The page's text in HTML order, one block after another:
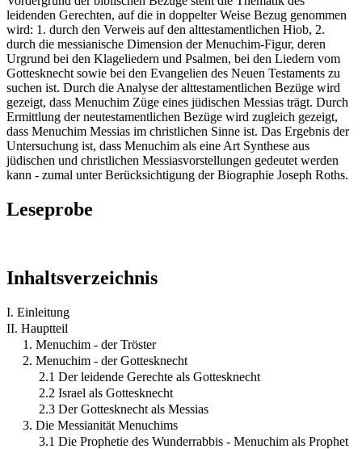
leidenden Gerechten, auf die in doppelter Weise Bezug genommen
wird: 1. durch den Verweis auf den alttestamentlichen Hiob, 2.
durch die messianische Dimension der Menuchim-Figur, deren
Urgrund bei den Klageliedern und Psalmen, bei den Liedern vom
Gottesknecht sowie bei den Evangelien des Neuen Testaments zu
suchen ist. Durch die Analyse der alttestamentlichen Bezüge wird
gezeigt, dass Menuchim Züge eines jüdischen Messias trägt. Durch
Ermittlung der neutestamentlichen Bezüge wird zugleich gezeigt,
dass Menuchim Messias im christlichen Sinne ist. Das Ergebnis der
Untersuchung ist, dass Menuchim als eine Art Synthese aus
jüdischen und christlichen Messiasvorstellungen gedeutet werden
kann - zumal unter Berücksichtigung der Biographie Joseph Roths.
Leseprobe
Inhaltsverzeichnis
I. Einleitung
II. Hauptteil
1. Menuchim - der Tröster
2. Menuchim - der Gottesknecht
2.1 Der leidende Gerechte als Gottesknecht
2.2 Israel als Gottesknecht
2.3 Der Gottesknecht als Messias
3. Die Messianität Menuchims
3.1 Die Prophetie des Wunderrabbis - Menuchim als Prophet